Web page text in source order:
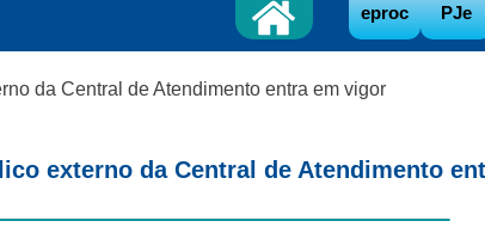
eproc PJe
da Central de Atendimento entra em vigor
externo da Central de Atendimento